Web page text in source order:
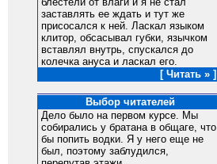
заставлять ее ждать и тут же
присосался к ней. Ласкал языком
клитор, обсасывал губки, язычком
вставлял внутрь, спускался до
колечка ануса и ласкал его.
[ Читать » ]
Выбор читателей
Дело было на первом курсе. Мы
собирались у братана в общаге, что
бы попить водки. Я у него еще не
был, поэтому заблудился,